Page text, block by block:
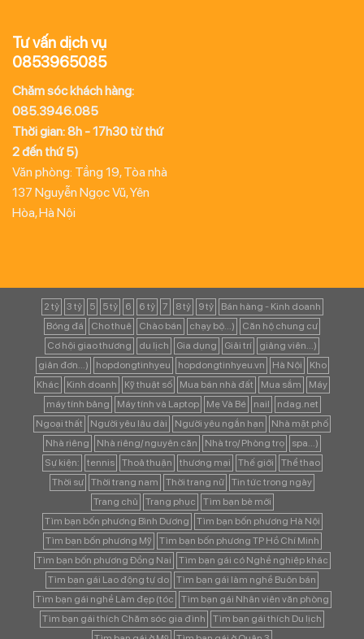
Tư vấn dịch vụ
0853965085
Chăm sóc khách hàng:
085.3946.085
Thời gian: 8h - 17h30 từ thứ
2 đến thứ 5)
Văn phòng: Tầng 19, Tòa nhà
137 Nguyễn Ngọc Vũ, Yên
Hòa, Hà Nội
2 tỷ 3 tỷ 5 5 tỷ 6 6 tỷ 7 8 tỷ 9 tỷ
Bán hàng - Kinh doanh
Bóng đá
Cho thuê Chào bán chạy bộ...)
Căn hộ chung cư
Cơ hội giao thương
du lịch Gia dụng Giải trí
giảng viên...)
giản đơn...)
hopdongtinhyeu hopdongtinhyeu.vn Hà Nội
Kho
Khác
Kinh doanh Kỹ thuật số Mua bán nhà đất Mua sắm
Máy
máy tính bảng
Máy tính và Laptop Mẹ Và Bé nail
ndag.net
Ngoại thất
Người yêu lâu dài Người yêu ngắn hạn
Nhà mặt phố
Nhà riêng
Nhà riêng/ nguyên căn Nhà trọ/ Phòng trọ
spa...)
Sự kiện:
tennis Thoả thuận thương mại Thế giới
Thể thao
Thời sự
Thời trang nam Thời trang nữ
Tin tức trong ngày
Trang chủ
Trang phục
Tìm bạn bè mới
Tìm bạn bốn phương Bình Dương
Tìm bạn bốn phương Hà Nội
Tìm bạn bốn phương Mỹ
Tìm bạn bốn phương TP Hồ Chí Minh
Tìm bạn bốn phương Đồng Nai
Tìm bạn gái có Nghề nghiệp khác
Tìm bạn gái Lao động tự do
Tìm bạn gái làm nghề Buôn bán
Tìm bạn gái nghề Làm đẹp (tóc
Tìm bạn gái Nhân viên văn phòng
Tìm bạn gái thích Chăm sóc gia đình
Tìm bạn gái thích Du lịch